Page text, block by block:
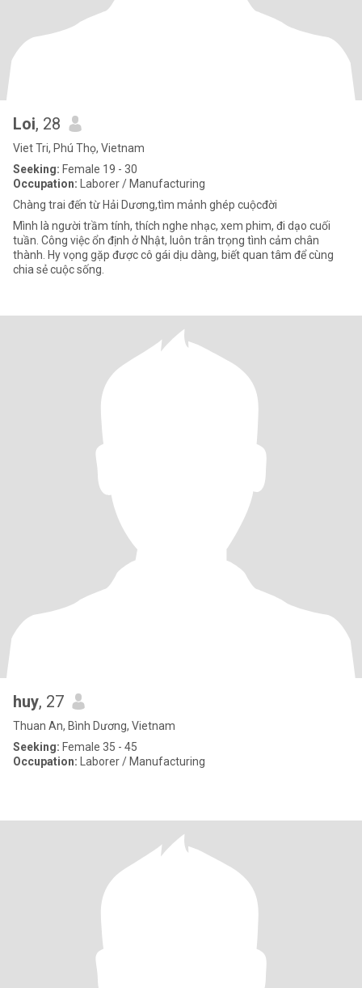
Loi, 28
Viet Tri, Phú Thọ, Vietnam
Seeking: Female 19 - 30
Occupation: Laborer / Manufacturing
Chàng trai đến từ Hải Dương,tìm mảnh ghép cuộcđời
Mình là người trầm tính, thích nghe nhạc, xem phim, đi dạo cuối
tuần. Công việc ổn định ở Nhật, luôn trân trọng tình cảm chân
thành. Hy vọng gặp được cô gái dịu dàng, biết quan tâm để cùng
chia sẻ cuộc sống.
huy, 27
Thuan An, Bình Dương, Vietnam
Seeking: Female 35 - 45
Occupation: Laborer / Manufacturing